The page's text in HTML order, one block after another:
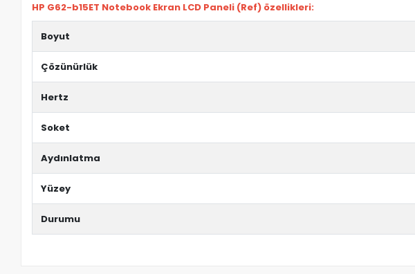
HP G62-b15ET Notebook Ekran LCD Paneli (Ref) özellikleri:
Boyut
Çözünürlük
Hertz
Soket
Aydınlatma
Yüzey
Durumu